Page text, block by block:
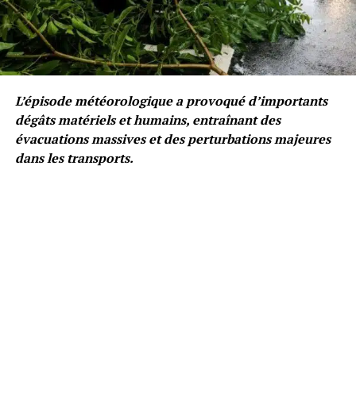
L’épisode météorologique a provoqué d’importants
dégâts matériels et humains, entraînant des
évacuations massives et des perturbations majeures
dans les transports.